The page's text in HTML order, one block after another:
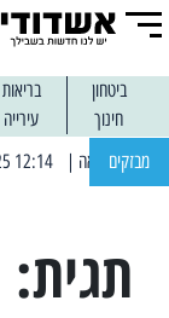
ביטחון בריאות
חינוך
עירייה
מבזקים
תגית: